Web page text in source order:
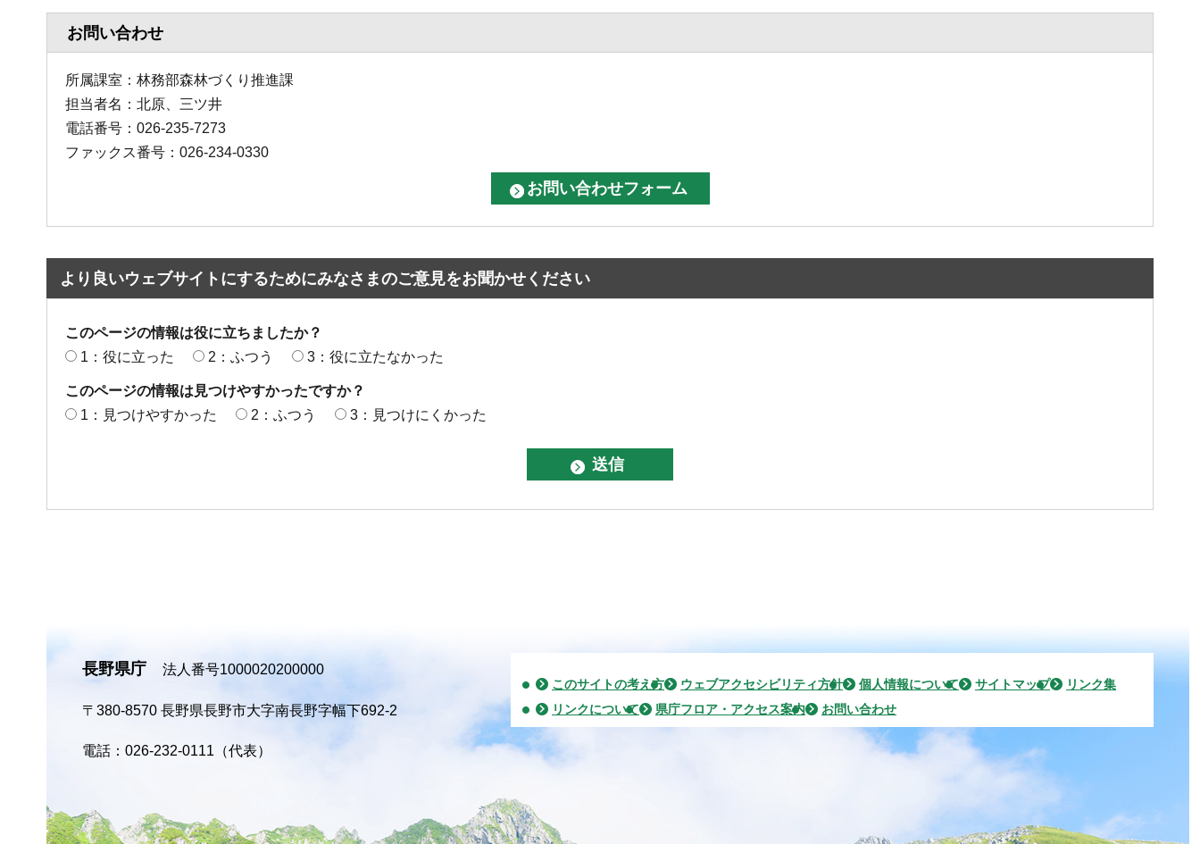
お問い合わせ
所属課室：林務部森林づくり推進課
担当者名：北原、三ツ井
電話番号：026-235-7273
ファックス番号：026-234-0330
より良いウェブサイトにするためにみなさまのご意見をお聞かせください
このページの情報は役に立ちましたか？
1：役に立った
2：ふつう 3：役に立たなかった
このページの情報は見つけやすかったですか？
1：見つけやすかった
2：ふつう 3：見つけにくかった
長野県庁 法人番号1000020200000
〒380-8570 長野県長野市大字南長野字幅下692-2
電話：026-232-0111（代表）
このサイトの考え方 ウェブアクセシビリティ方針 個人情報について サイトマップ
リンク集
リンクについて
県庁フロア・アクセス案内 お問い合わせ